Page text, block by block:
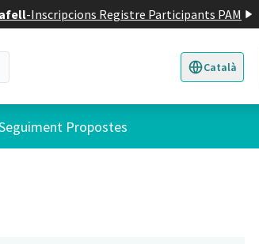
-Inscripcions Registre Participants PAM
Català
Triar la llengua
d'usuari Propostes